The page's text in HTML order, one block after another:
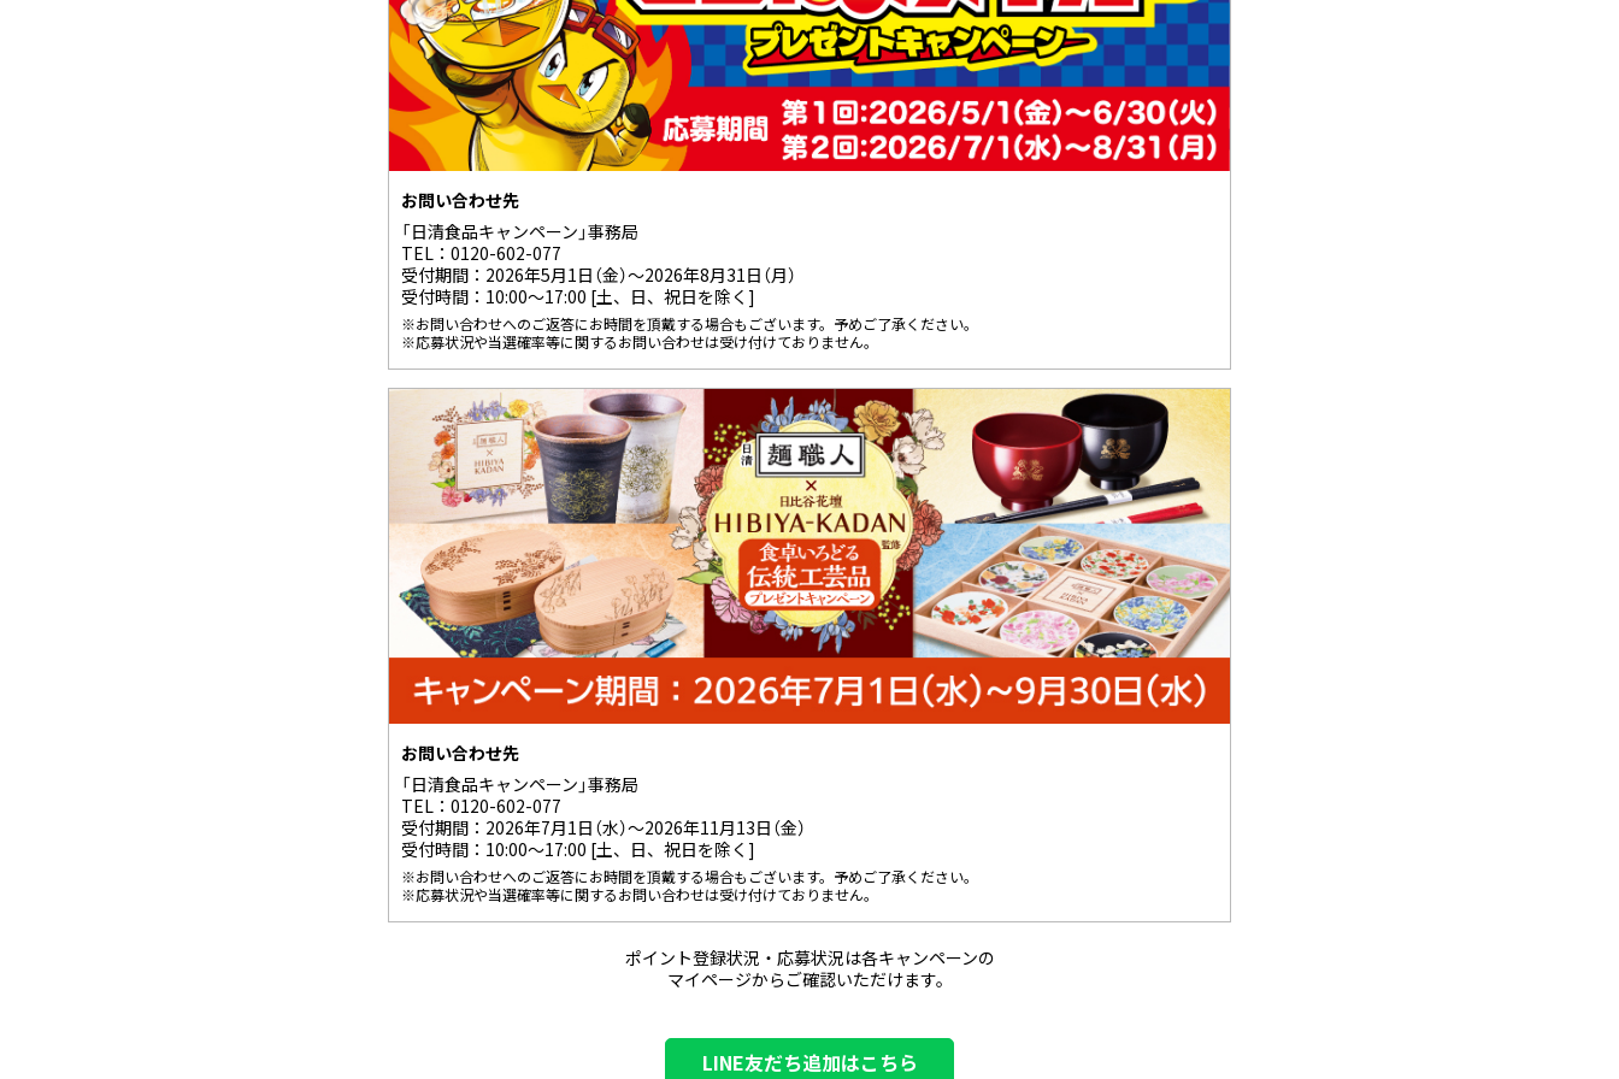
お問い合わせ先
「日清食品キャンペーン」事務局
TEL： 0120-602-077
受付期間：2026年5月1日（金）～2026年8月31日（月）
受付時間：10:00～17:00 [土、日、祝日を除く]
※お問い合わせへのご返答にお時間を頂戴する場合もございます。予めご了承ください。
※応募状況や当選確率等に関するお問い合わせは受け付けておりません。
お問い合わせ先
「日清食品キャンペーン」事務局
TEL： 0120-602-077
受付期間：2026年7月1日（水）～2026年11月13日（金）
受付時間：10:00～17:00 [土、日、祝日を除く]
※お問い合わせへのご返答にお時間を頂戴する場合もございます。予めご了承ください。
※応募状況や当選確率等に関するお問い合わせは受け付けておりません。
ポイント登録状況・応募状況は各キャンペーンの
マイページからご確認いただけます。
LINE友だち追加はこちら